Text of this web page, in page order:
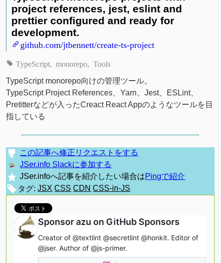
project references, jest, eslint and
prettier configured and ready for
development.
github.com/jtbennett/create-ts-project
TypeScript monorepo Tools
TypeScript monorepo向けの管理ツール。
TypeScript Project References、Yarn、Jest、ESLint、
Pretitterなどが入ったCreact React Appのようなツールを目
指している
この記事へ修正リクエストをする
JSer.info Slackに参加する
JSer.infoへ記事を紹介したい場合はPingで紹介
タグ: JSX CSS CDN CSS-in-JS